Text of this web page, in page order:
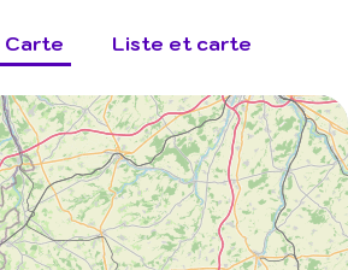
Carte Liste et carte